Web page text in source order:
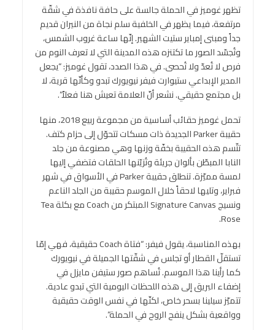
تظهر غوميز في الحملة جالسة على حافة نافذة في شقّة
مرتفعة، فيما يظهر في الخلفية سلم نجاة من النيران قديم
جداً ومبنى إمباير ستيت الشهير. إنّها ساعة غروب الشمس،
وتُجسّد الصور ما تكتنزه هذه المدينة التي لا تعرف النوم من
فرص لا تُعدّ ولا تُحصى. في هذا الصدد، تقول غوميز: “يجعل
المدير الإبداعي ستيوارت فيفر نيويورك تبدو وكأنّها قرية، لا
بل مجتمع حقيقي. نشعر أنّ العلامة تعيش هنا فعلاً”.
تحمل غوميز حقائب أساسية من مجموعة ربيع 2018، منها
حقيبة Parker الجديدة ذات مسكات تتحوّل إلى حزام كتف.
تتّسم هذه الحقيبة بخفّة وزنها وهي مصنوعة من جلد
النابا المبطّن بألوان جريئة وتُزيّنها الحلقات فتضفي إليها
لمسة مميّزة. تنطلق حقيبة Parker في الأسواق في شهر
فبراير، وتليها لاحقاً خلال الموسم حقيبة من الجلد الناعم
ونسيج Signature Canvas المبتكر من Coach مع بكلة Tea
Rose.
بهذه المناسبة، يقول فيفر: “فتاة Coach حقيقية، فهي إمّا
تستقلّ القطار أو تجلس في شقّتها الجميلة في نيويورك
كما رأينا هذا الموسم. تُساهم صور ستيفن مايزل في
إضفاء البريق إلى هذه اللحظات اليومية التي تبدو عادية.
تتميّز سيلينا بسحر خاص، لكنّها في نفس الوقت حقيقية
وواقعية بشكل ينفح الروح في الحملة”.